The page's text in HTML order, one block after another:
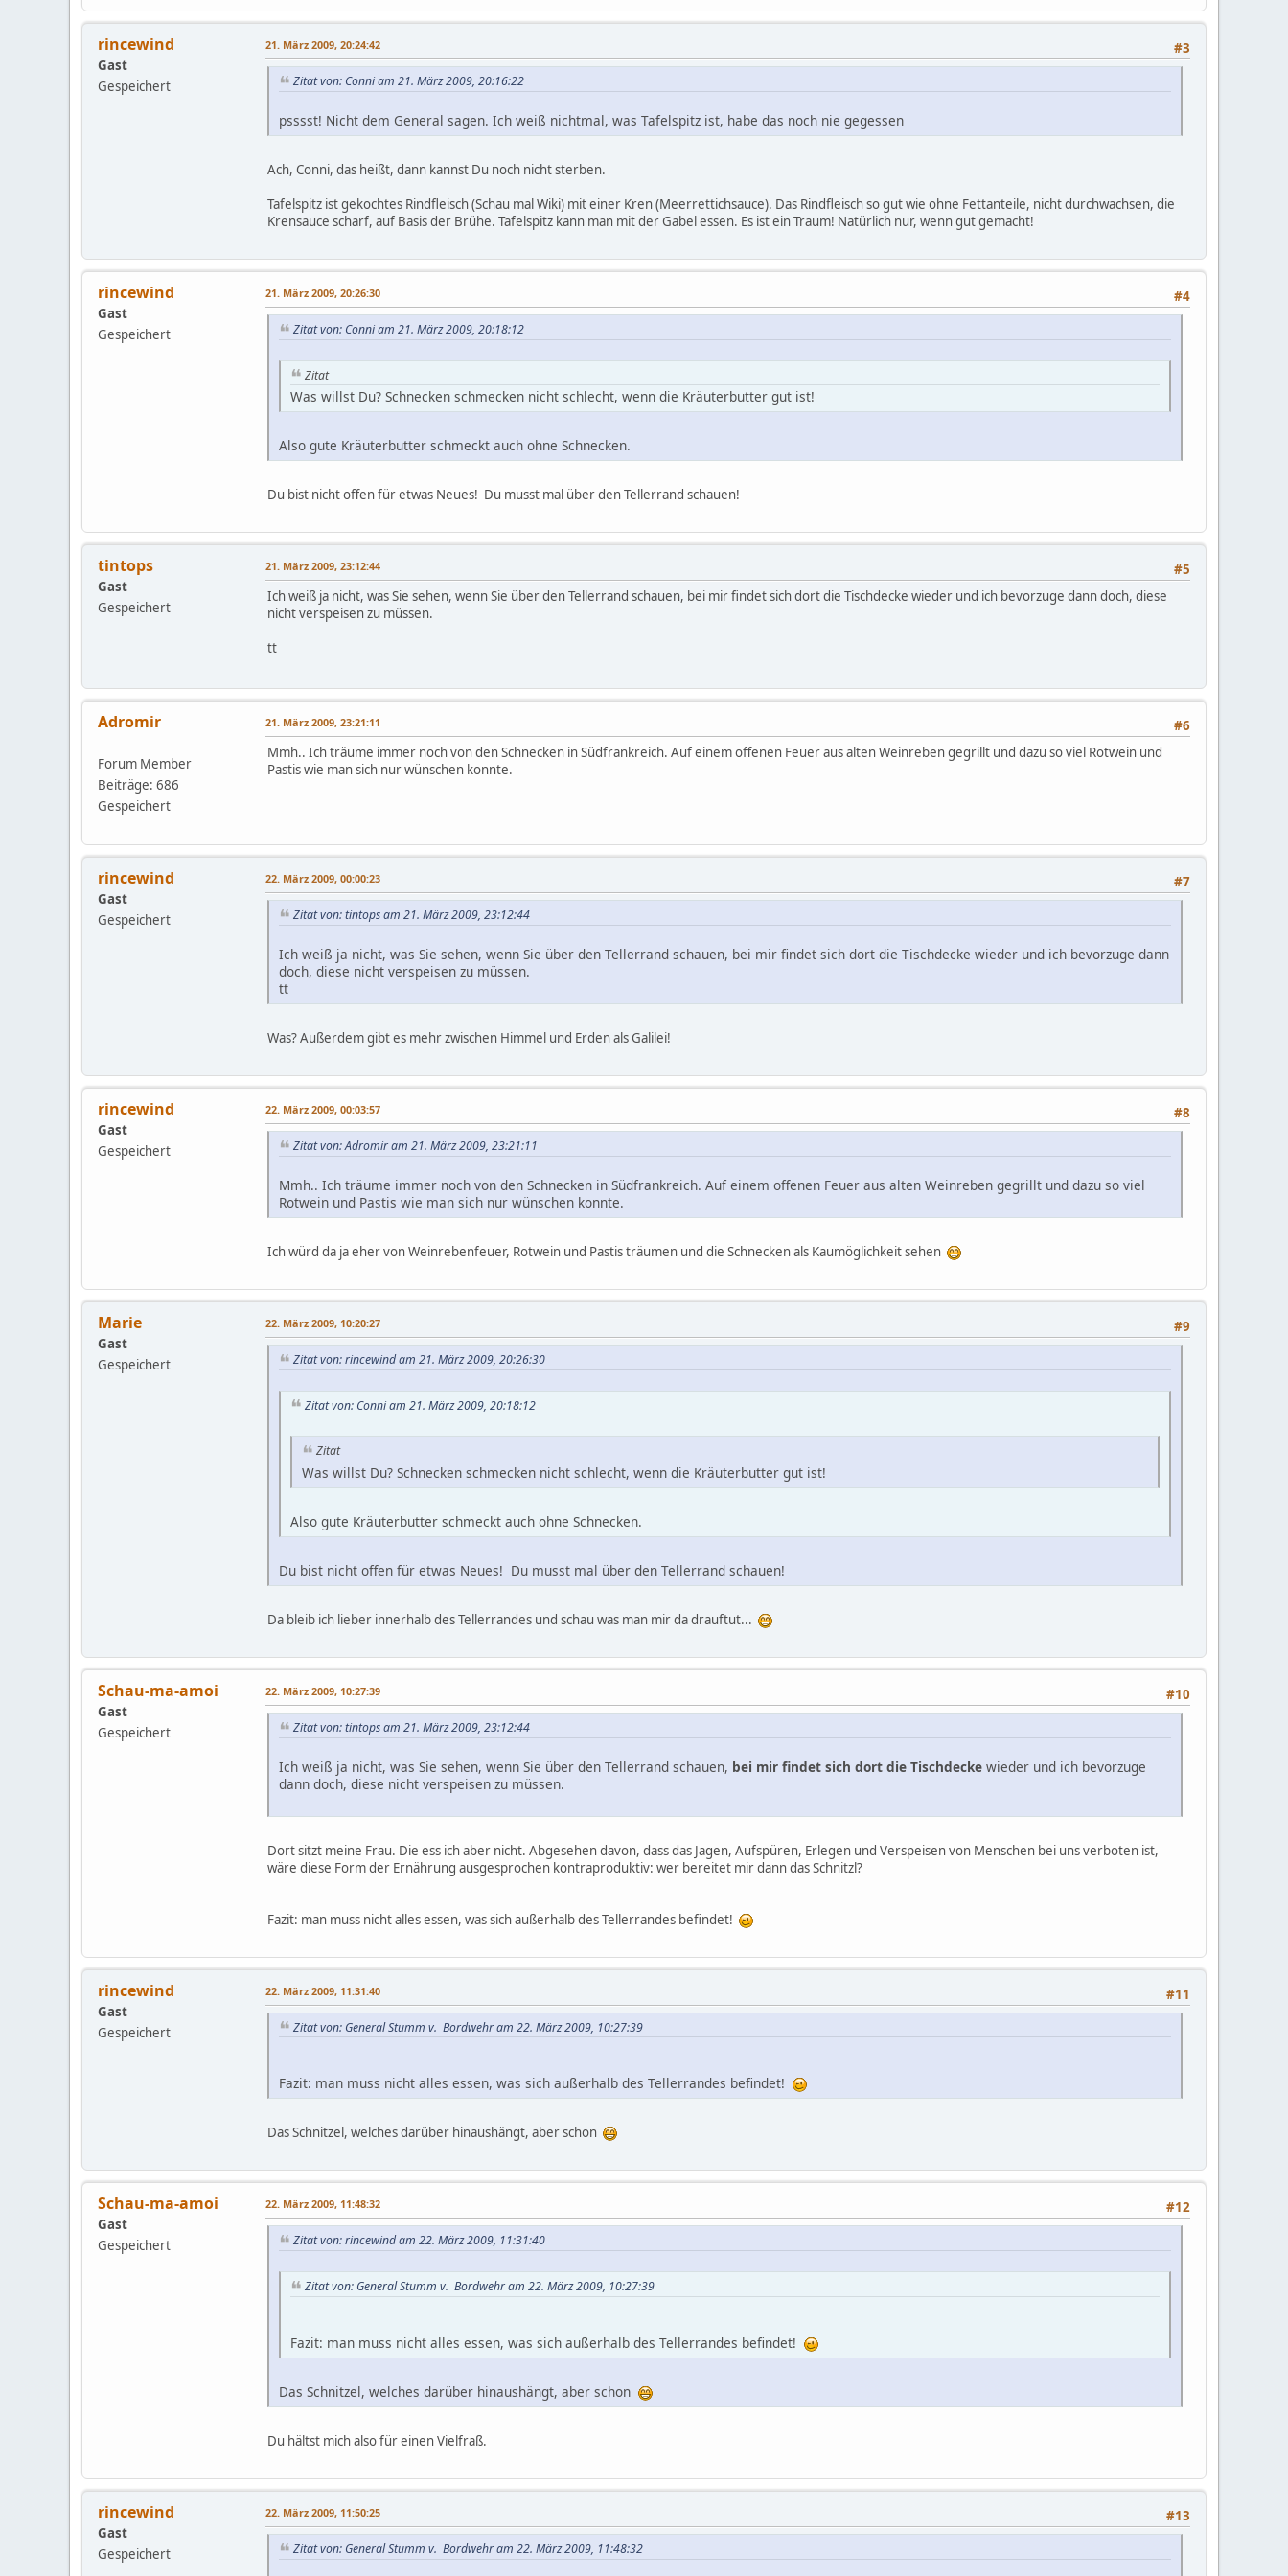
rincewind
Gast
Gespeichert
#3
21. März 2009, 20:24:42
Zitat von: Conni am 21. März 2009, 20:16:22
psssst! Nicht dem General sagen. Ich weiß nichtmal, was Tafelspitz ist, habe das noch nie gegessen
Ach, Conni, das heißt, dann kannst Du noch nicht sterben.
Tafelspitz ist gekochtes Rindfleisch (Schau mal Wiki) mit einer Kren (Meerrettichsauce). Das Rindfleisch so gut wie ohne Fettanteile, nicht durchwachsen, die
Krensauce scharf, auf Basis der Brühe. Tafelspitz kann man mit der Gabel essen. Es ist ein Traum! Natürlich nur, wenn gut gemacht!
rincewind
Gast
Gespeichert
#4
21. März 2009, 20:26:30
Zitat von: Conni am 21. März 2009, 20:18:12
Zitat
Was willst Du? Schnecken schmecken nicht schlecht, wenn die Kräuterbutter gut ist!
Also gute Kräuterbutter schmeckt auch ohne Schnecken.
Du bist nicht offen für etwas Neues! Du musst mal über den Tellerrand schauen!
tintops
Gast
Gespeichert
#5
21. März 2009, 23:12:44
Ich weiß ja nicht, was Sie sehen, wenn Sie über den Tellerrand schauen, bei mir findet sich dort die Tischdecke wieder und ich bevorzuge dann doch, diese
nicht verspeisen zu müssen.
tt
Adromir
Forum Member
Beiträge: 686
Gespeichert
#6
21. März 2009, 23:21:11
Mmh.. Ich träume immer noch von den Schnecken in Südfrankreich. Auf einem offenen Feuer aus alten Weinreben gegrillt und dazu so viel Rotwein und
Pastis wie man sich nur wünschen konnte.
rincewind
Gast
Gespeichert
#7
22. März 2009, 00:00:23
Zitat von: tintops am 21. März 2009, 23:12:44
Ich weiß ja nicht, was Sie sehen, wenn Sie über den Tellerrand schauen, bei mir findet sich dort die Tischdecke wieder und ich bevorzuge dann
doch, diese nicht verspeisen zu müssen.
tt
Was? Außerdem gibt es mehr zwischen Himmel und Erden als Galilei!
rincewind
Gast
Gespeichert
#8
22. März 2009, 00:03:57
Zitat von: Adromir am 21. März 2009, 23:21:11
Mmh.. Ich träume immer noch von den Schnecken in Südfrankreich. Auf einem offenen Feuer aus alten Weinreben gegrillt und dazu so viel
Rotwein und Pastis wie man sich nur wünschen konnte.
Ich würd da ja eher von Weinrebenfeuer, Rotwein und Pastis träumen und die Schnecken als Kaumöglichkeit sehen
Marie
Gast
Gespeichert
#9
22. März 2009, 10:20:27
Zitat von: rincewind am 21. März 2009, 20:26:30
Zitat von: Conni am 21. März 2009, 20:18:12
Zitat
Was willst Du? Schnecken schmecken nicht schlecht, wenn die Kräuterbutter gut ist!
Also gute Kräuterbutter schmeckt auch ohne Schnecken.
Du bist nicht offen für etwas Neues! Du musst mal über den Tellerrand schauen!
Da bleib ich lieber innerhalb des Tellerrandes und schau was man mir da drauftut...
Schau-ma-amoi
Gast
Gespeichert
#10
22. März 2009, 10:27:39
Zitat von: tintops am 21. März 2009, 23:12:44
Ich weiß ja nicht, was Sie sehen, wenn Sie über den Tellerrand schauen, bei mir findet sich dort die Tischdecke wieder und ich bevorzuge
dann doch, diese nicht verspeisen zu müssen.
Dort sitzt meine Frau. Die ess ich aber nicht. Abgesehen davon, dass das Jagen, Aufspüren, Erlegen und Verspeisen von Menschen bei uns verboten ist,
wäre diese Form der Ernährung ausgesprochen kontraproduktiv: wer bereitet mir dann das Schnitzl?
Fazit: man muss nicht alles essen, was sich außerhalb des Tellerrandes befindet!
rincewind
Gast
Gespeichert
#11
22. März 2009, 11:31:40
Zitat von: General Stumm v. Bordwehr am 22. März 2009, 10:27:39
Fazit: man muss nicht alles essen, was sich außerhalb des Tellerrandes befindet!
Das Schnitzel, welches darüber hinaushängt, aber schon
Schau-ma-amoi
Gast
Gespeichert
#12
22. März 2009, 11:48:32
Zitat von: rincewind am 22. März 2009, 11:31:40
Zitat von: General Stumm v. Bordwehr am 22. März 2009, 10:27:39
Fazit: man muss nicht alles essen, was sich außerhalb des Tellerrandes befindet!
Das Schnitzel, welches darüber hinaushängt, aber schon
Du hältst mich also für einen Vielfraß.
rincewind
Gast
Gespeichert
#13
22. März 2009, 11:50:25
Zitat von: General Stumm v. Bordwehr am 22. März 2009, 11:48:32